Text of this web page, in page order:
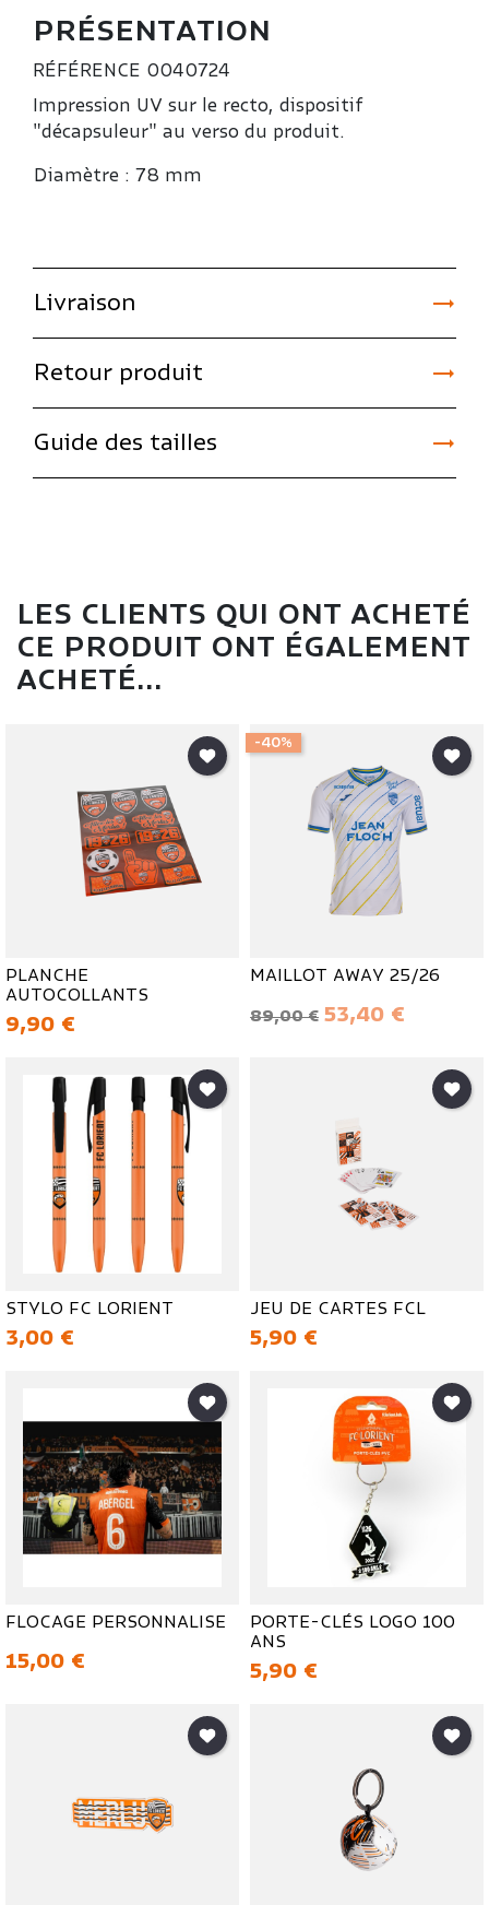
PRÉSENTATION
RÉFÉRENCE 0040724
Impression UV sur le recto, dispositif
"décapsuleur" au verso du produit.
Diamètre : 78 mm
Livraison 
Retour produit 
Guide des tailles 
LES CLIENTS QUI ONT ACHETÉ
CE PRODUIT ONT ÉGALEMENT
ACHETÉ...
PLANCHE
AUTOCOLLANTS
Prix
9,90 €
MAILLOT AWAY 25/26
Prix de base
89,00 € Prix
53,40 €
-40%
STYLO FC LORIENT
Prix
3,00 €
JEU DE CARTES FCL
Prix
5,90 €
FLOCAGE PERSONNALISE
Prix
15,00 €
PORTE-CLÉS LOGO 100
ANS
Prix
5,90 €